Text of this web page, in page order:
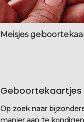
Meisjes
Geboortekaartjes
Op zoek naar